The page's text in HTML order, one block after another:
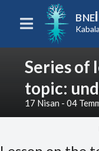
Series of
topic:
17 Nisan - 04